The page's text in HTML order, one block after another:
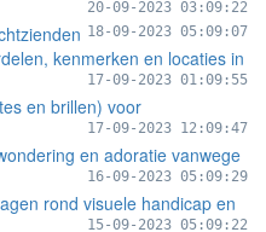
20-09-2023 03:09:22
18-09-2023 05:09:07
kenmerken en locaties in
17-09-2023 01:09:55
en brillen) voor
17-09-2023 12:09:47
en adoratie vanwege
16-09-2023 05:09:29
rond visuele handicap en
15-09-2023 05:09:22